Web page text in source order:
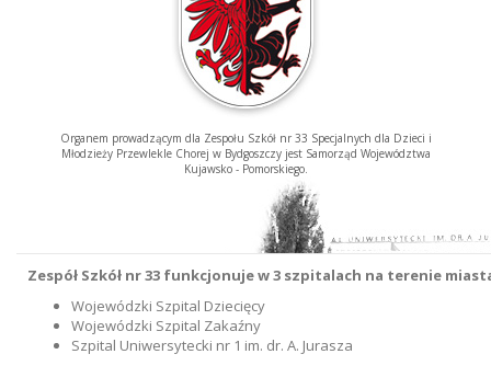
Organem prowadzącym dla Zespołu Szkół nr 33 Specjalnych dla Dzieci i
Młodzieży Przewlekle Chorej w Bydgoszczy jest Samorząd Województwa
Kujawsko - Pomorskiego.
Zespół Szkół nr 33 funkcjonuje w 3 szpitalach na terenie
Wojewódzki Szpital Dziecięcy
Wojewódzki Szpital Zakaźny
Szpital Uniwersytecki nr 1 im. dr. A. Jurasza